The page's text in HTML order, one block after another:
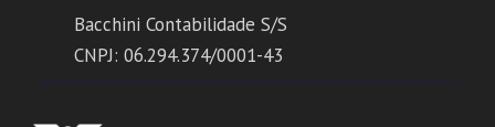
Bacchini Contabilidade S/S
CNPJ: 06.294.374/0001-43